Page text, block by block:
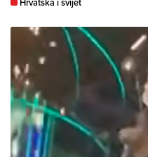
Hrvatska i svijet